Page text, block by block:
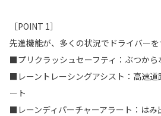
［POINT 1］
先進機能が、多くの状況でドライバーを
■プリクラッシュセーフティ：ぶつから
■レーントレーシングアシスト：高速
ート
■レーンディパーチャーアラート：はみ